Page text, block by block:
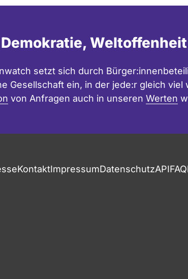
setzt sich durch
Gesellschaft ein, in der jede:r gleich
von Anfragen auch in unseren Werten
KontaktImpressumDatenschutzAPIFAQ